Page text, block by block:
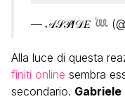
— 𝒜𝒮𝒫𝐼𝒟𝐸 𓆙
Alla luce di questa
finiti online sembra
secondario. Gabriele